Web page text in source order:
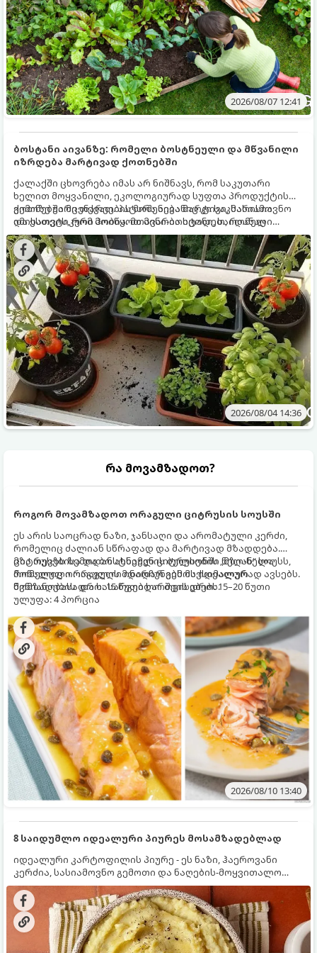
2026/08/07 12:41
ბოსტანი აივანზე: რომელი ბოსტნეული და მწვანილი
იზრდება მარტივად ქოთნებში
ქალაქში ცხოვრება იმას არ ნიშნავს, რომ საკუთარი
ხელით მოყვანილი, ეკოლოგიურად სუფთა პროდუქტის
გემოზე უარი თქვათ. პატარა აივანიც კი საკმარისია
იმისათვის, რომ მოიწყოთ მინი-ბოსტანი, საიდანაც
ყოველდღიურად ახალ, არომატულ მწვანილსა და
ბოსტნეულს მოკრეფთ.
ქოთნებში მცენარეების მოშენება მარტივი, სასიამოვნო
და ესთეტიკური ჰობია. მთავარია იცოდეთ, რომელი
კულტურები ეგუებიან ქოთნის პირობებს ყველაზე კარგად
და როგორ მოუაროთ მათ სწორად.
2026/08/04 14:36
რა მოვამზადოთ?
როგორ მოვამზადოთ ორაგული ციტრუსის სოუსში
ეს არის საოცრად ნაზი, ჯანსაღი და არომატული კერძი,
რომელიც ძალიან სწრაფად და მარტივად მზადდება.
ციტრუსებისა და ბოსტნეულის ბულიონში ნელ-ნელა
მოწალული ორაგული ინარჩუნებს მაქსიმალურ
წვნიანობასა და სასარგებლო თვისებებს.
მზა თევზს ზემოდან ასხამენ ციტრუსების „მზიან“ სოუსს,
რომელიც ორაგულის მდიდარ გემოს იდეალურად ავსებს.
მომზადების დრო: 15 წუთი ხარშვის დრო: 15–20 წუთი
ულუფა: 4 პორცია
2026/08/10 13:40
8 საიდუმლო იდეალური პიურეს მოსამზადებლად
იდეალური კარტოფილის პიურე - ეს ნაზი, ჰაეროვანი
კერძია, სასიამოვნო გემოთი და ნაღების-მოყვითალო
ფერით. მისი მომზადება ძალიან მარტივია, მაგრამ
არსებობს რამდენიმე საიდუმლო, რომლებიც უნდა
იცოდეთ, რომ პიურე იდეალურად გემრიელი გამოვიდეს.